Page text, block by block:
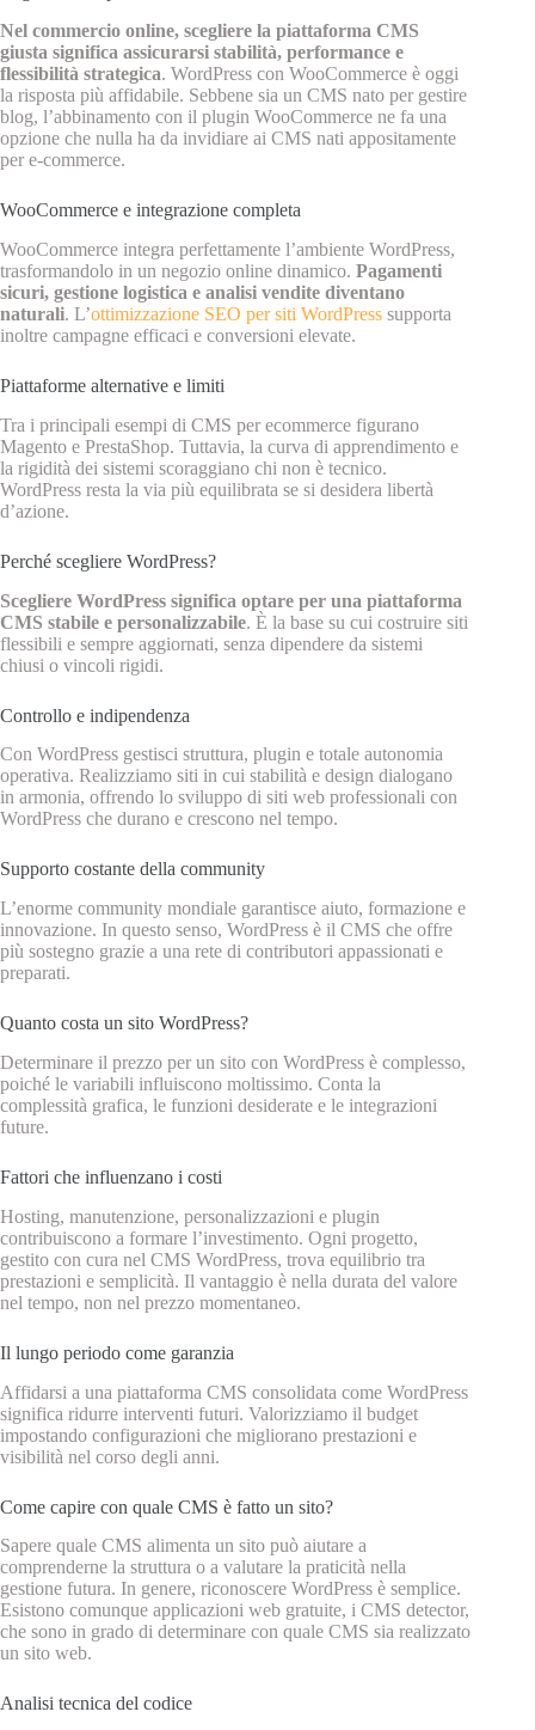
Nel commercio online, scegliere la piattaforma CMS
giusta significa assicurarsi stabilità, performance e
flessibilità strategica. WordPress con WooCommerce è oggi
la risposta più affidabile. Sebbene sia un CMS nato per gestire
blog, l’abbinamento con il plugin WooCommerce ne fa una
opzione che nulla ha da invidiare ai CMS nati appositamente
per e-commerce.
WooCommerce e integrazione completa
WooCommerce integra perfettamente l’ambiente WordPress,
trasformandolo in un negozio online dinamico. Pagamenti
sicuri, gestione logistica e analisi vendite diventano
naturali. L’ottimizzazione SEO per siti WordPress supporta
inoltre campagne efficaci e conversioni elevate.
Piattaforme alternative e limiti
Tra i principali esempi di CMS per ecommerce figurano
Magento e PrestaShop. Tuttavia, la curva di apprendimento e
la rigidità dei sistemi scoraggiano chi non è tecnico.
WordPress resta la via più equilibrata se si desidera libertà
d’azione.
Perché scegliere WordPress?
Scegliere WordPress significa optare per una piattaforma
CMS stabile e personalizzabile. È la base su cui costruire siti
flessibili e sempre aggiornati, senza dipendere da sistemi
chiusi o vincoli rigidi.
Controllo e indipendenza
Con WordPress gestisci struttura, plugin e totale autonomia
operativa. Realizziamo siti in cui stabilità e design dialogano
in armonia, offrendo lo sviluppo di siti web professionali con
WordPress che durano e crescono nel tempo.
Supporto costante della community
L’enorme community mondiale garantisce aiuto, formazione e
innovazione. In questo senso, WordPress è il CMS che offre
più sostegno grazie a una rete di contributori appassionati e
preparati.
Quanto costa un sito WordPress?
Determinare il prezzo per un sito con WordPress è complesso,
poiché le variabili influiscono moltissimo. Conta la
complessità grafica, le funzioni desiderate e le integrazioni
future.
Fattori che influenzano i costi
Hosting, manutenzione, personalizzazioni e plugin
contribuiscono a formare l’investimento. Ogni progetto,
gestito con cura nel CMS WordPress, trova equilibrio tra
prestazioni e semplicità. Il vantaggio è nella durata del valore
nel tempo, non nel prezzo momentaneo.
Il lungo periodo come garanzia
Affidarsi a una piattaforma CMS consolidata come WordPress
significa ridurre interventi futuri. Valorizziamo il budget
impostando configurazioni che migliorano prestazioni e
visibilità nel corso degli anni.
Come capire con quale CMS è fatto un sito?
Sapere quale CMS alimenta un sito può aiutare a
comprenderne la struttura o a valutare la praticità nella
gestione futura. In genere, riconoscere WordPress è semplice.
Esistono comunque applicazioni web gratuite, i CMS detector,
che sono in grado di determinare con quale CMS sia realizzato
un sito web.
Analisi tecnica del codice